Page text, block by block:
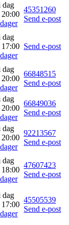
dag
20:00
45351260
Send e-post
dag
Send e-post
dag
20:00
66848515
Send e-post
dag
20:00
66849036
Send e-post
dag
20:00
92213567
Send e-post
dag
18:00
47607423
Send e-post
dag
45505539
Send e-post